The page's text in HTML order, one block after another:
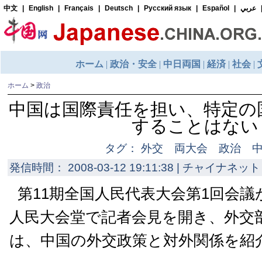
ホーム > 政治
中国は国際責任を担い、特定
することはない
タグ： 外交 両大会 政治
発信時間： 2008-03-12 19:11:38 | チャイナネッ
第11期全国人民代表大会第1回会議
人民大会堂で記者会見を開き、外交
は、中国の外交政策と対外関係を紹